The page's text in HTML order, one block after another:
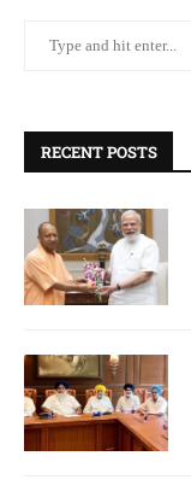
RECENT POSTS